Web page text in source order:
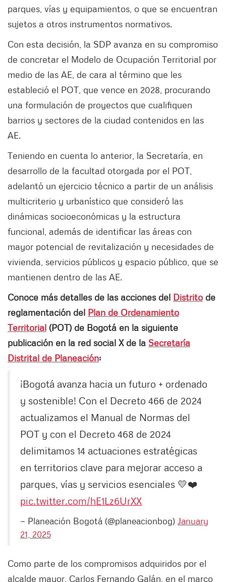
parques, vías y equipamientos, o que se encuentran
sujetos a otros instrumentos normativos.
Con esta decisión, la SDP avanza en su compromiso
de concretar el Modelo de Ocupación Territorial por
medio de las AE, de cara al término que les
estableció el POT, que vence en 2028, procurando
una formulación de proyectos que cualifiquen
barrios y sectores de la ciudad contenidos en las
AE.
Teniendo en cuenta lo anterior, la Secretaría, en
desarrollo de la facultad otorgada por el POT,
adelantó un ejercicio técnico a partir de un análisis
multicriterio y urbanístico que consideró las
dinámicas socioeconómicas y la estructura
funcional, además de identificar las áreas con
mayor potencial de revitalización y necesidades de
vivienda, servicios públicos y espacio público, que se
mantienen dentro de las AE.
Conoce más detalles de las acciones del Distrito de
reglamentación del Plan de Ordenamiento
Territorial (POT) de Bogotá en la siguiente
publicación en la red social X de la Secretaría
Distrital de Planeación:
¡Bogotá avanza hacia un futuro + ordenado
y sostenible! Con el Decreto 466 de 2024
actualizamos el Manual de Normas del
POT y con el Decreto 468 de 2024
delimitamos 14 actuaciones estratégicas
en territorios clave para mejorar acceso a
parques, vías y servicios esenciales 💛❤️
pic.twitter.com/hE1Lz6UrXX
— Planeación Bogotá (@planeacionbog) January
21, 2025
Como parte de los compromisos adquiridos por el
alcalde mayor, Carlos Fernando Galán, en el marco